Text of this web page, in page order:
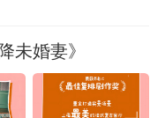
未婚妻》